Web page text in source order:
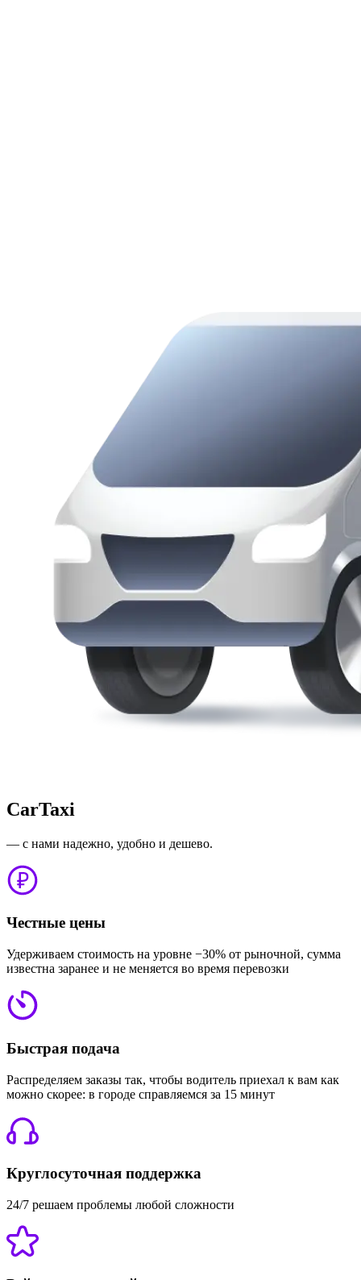
CarTaxi
— с нами надежно, удобно и дешево.
Честные цены
Удерживаем стоимость на уровне −30% от рыночной, сумма
известна заранее и не меняется во время перевозки
Быстрая подача
Распределяем заказы так, чтобы водитель приехал к вам как
можно скорее: в городе справляемся за 15 минут
Круглосуточная поддержка
24/7 решаем проблемы любой сложности